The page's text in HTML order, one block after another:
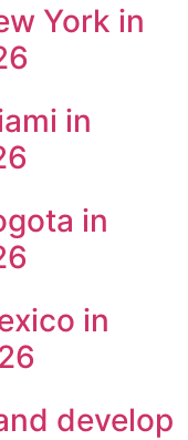
York in
in
in
in
develop